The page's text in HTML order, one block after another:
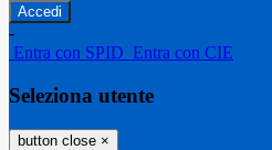
-
Entra con SPID Entra con CIE
Seleziona utente
button close ×